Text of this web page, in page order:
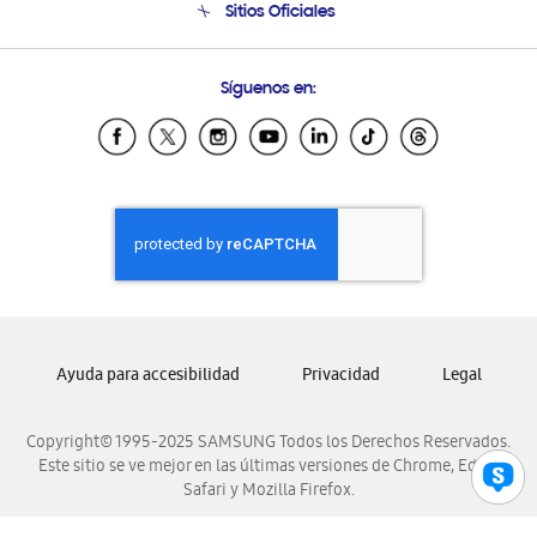
Seguimiento de tu pedido
Soporte vía eMail
Sitios Oficiales
Samsung Ecuador
Samsung El Salvador
Samsung Honduras
Samsung Nicaragua
Samsung Panamá
Samsung Venezuela
Síguenos en:
Copyright© 1995-2025 SAMSUNG Todos los Derechos Reservados.
Este sitio se ve mejor en las últimas versiones de Chrome, Edge,
Safari y Mozilla Firefox.
Ayuda para accesibilidad Privacidad Legal